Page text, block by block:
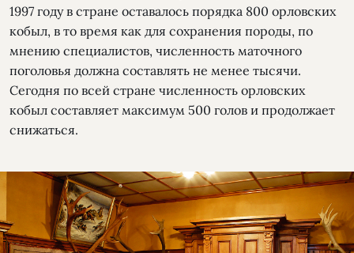
1997 году в стране оставалось порядка 800 орловских
кобыл, в то время как для сохранения породы, по
мнению специалистов, численность маточного
поголовья должна составлять не менее тысячи.
Сегодня по всей стране численность орловских
кобыл составляет максимум 500 голов и продолжает
снижаться.